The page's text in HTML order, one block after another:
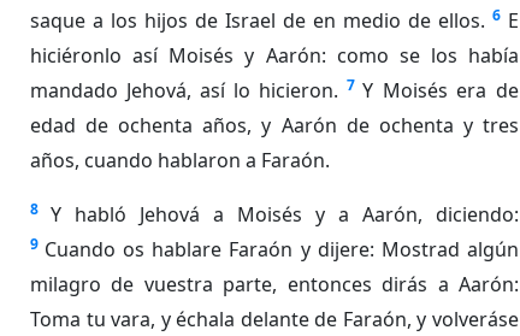
saque a los hijos de Israel de en medio de ellos. 6 E
hiciéronlo así Moisés y Aarón: como se los había
mandado Jehová, así lo hicieron. 7 Y Moisés era de
edad de ochenta años, y Aarón de ochenta y tres
años, cuando hablaron a Faraón.
8 Y habló Jehová a Moisés y a Aarón, diciendo:
9 Cuando os hablare Faraón y dijere: Mostrad algún
milagro de vuestra parte, entonces dirás a Aarón:
Toma tu vara, y échala delante de Faraón, y volveráse